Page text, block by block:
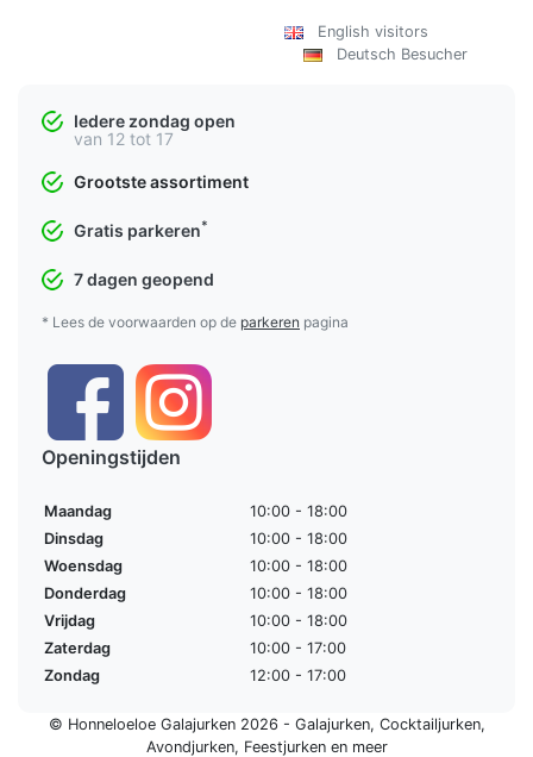
English visitors
Deutsch Besucher
Iedere zondag open
van 12 tot 17
Grootste assortiment
Gratis parkeren*
7 dagen geopend
* Lees de voorwaarden op de parkeren pagina
Openingstijden
Maandag
10:00 - 18:00
Dinsdag
10:00 - 18:00
Woensdag
10:00 - 18:00
Donderdag
10:00 - 18:00
Vrijdag
10:00 - 18:00
Zaterdag
10:00 - 17:00
Zondag
12:00 - 17:00
© Honneloeloe Galajurken 2026 - Galajurken, Cocktailjurken,
Avondjurken, Feestjurkenen meer